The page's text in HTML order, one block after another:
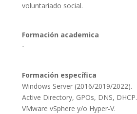
voluntariado social.
Formación academica
-
Formación específica
Windows Server (2016/2019/2022).
Active Directory, GPOs, DNS, DHCP.
VMware vSphere y/o Hyper-V.